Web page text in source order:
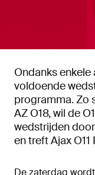
Ondanks
voldoende
programma. Zo
AZ O18, wil de
wedstrijden
en treft Ajax O11